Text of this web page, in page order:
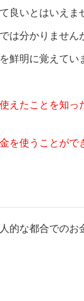
良いとはいえま
は分かりません
鮮明に覚えてい
えたことを知っ
を使うことがで
的な都合でのお